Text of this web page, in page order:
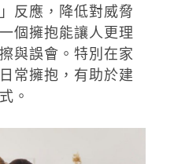
反應，降低對威脅
個擁抱能讓人更理
與誤會。特別在家
常擁抱，有助於建
。